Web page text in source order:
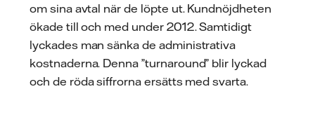
om sina avtal när de löpte ut. Kundnöjdheten
ökade till och med under 2012. Samtidigt
lyckades man sänka de administrativa
kostnaderna. Denna ”turnaround” blir lyckad
och de röda siffrorna ersätts med svarta.